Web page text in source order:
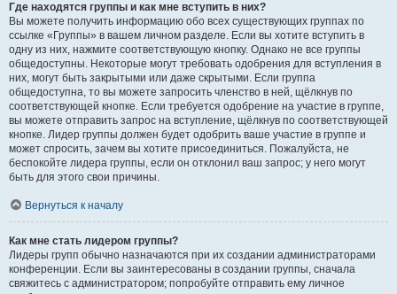
Где находятся группы и как мне вступить в них?
Вы можете получить информацию обо всех существующих группах по
ссылке «Группы» в вашем личном разделе. Если вы хотите вступить в
одну из них, нажмите соответствующую кнопку. Однако не все группы
общедоступны. Некоторые могут требовать одобрения для вступления в
них, могут быть закрытыми или даже скрытыми. Если группа
общедоступна, то вы можете запросить членство в ней, щёлкнув по
соответствующей кнопке. Если требуется одобрение на участие в группе,
вы можете отправить запрос на вступление, щёлкнув по соответствующей
кнопке. Лидер группы должен будет одобрить ваше участие в группе и
может спросить, зачем вы хотите присоединиться. Пожалуйста, не
беспокойте лидера группы, если он отклонил ваш запрос; у него могут
быть для этого свои причины.
Вернуться к началу
Как мне стать лидером группы?
Лидеры групп обычно назначаются при их создании администраторами
конференции. Если вы заинтересованы в создании группы, сначала
свяжитесь с администратором; попробуйте отправить ему личное